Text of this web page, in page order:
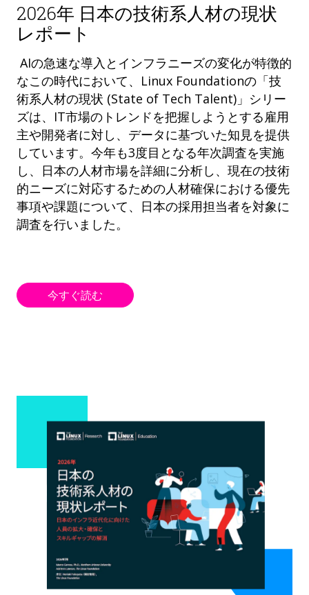
2026年 日本の技術系人材の現状
レポート
AIの急速な導入とインフラニーズの変化が特徴的
なこの時代において、Linux Foundationの「技
術系人材の現状 (State of Tech Talent)」シリー
ズは、IT市場のトレンドを把握しようとする雇用
主や開発者に対し、データに基づいた知見を提供
しています。今年も3度目となる年次調査を実施
し、日本の人材市場を詳細に分析し、現在の技術
的ニーズに対応するための人材確保における優先
事項や課題について、日本の採用担当者を対象に
調査を行いました。
今すぐ読む